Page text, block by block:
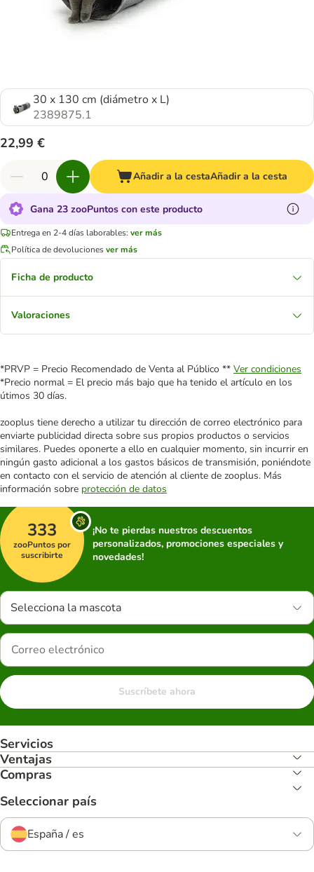
30 x 130 cm (diámetro x L)
2389875.1
22,99 €
Añadir a la cestaAñadir a la cesta
Gana 23 zooPuntos con este producto
Entrega en 2-4 días laborables: ver más
Política de devolucionesver más
Ficha de producto
Valoraciones
*PRVP = Precio Recomendado de Venta al Público ** Ver condiciones
*Precio normal = El precio más bajo que ha tenido el artículo en los
útimos 30 días.
zooplus tiene derecho a utilizar tu dirección de correo electrónico para
enviarte publicidad directa sobre sus propios productos o servicios
similares. Puedes oponerte a ello en cualquier momento, sin incurrir en
ningún gasto adicional a los gastos básicos de transmisión, poniéndote
en contacto con el servicio de atención al cliente de zooplus. Más
información sobre protección de datos
333
zooPuntos por
suscribirte
¡No te pierdas nuestros descuentos
personalizados, promociones especiales y
novedades!
Selecciona la mascota
Suscríbete ahora
Servicios
Ventajas
Compras
Seleccionar país
España / es